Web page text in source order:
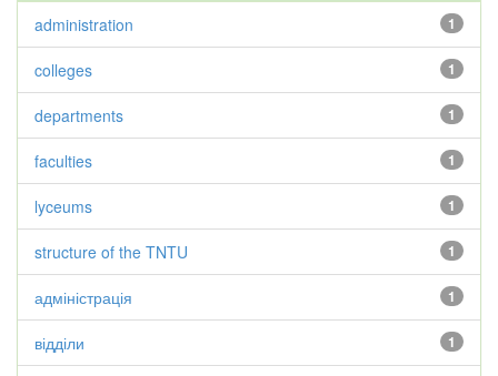
1
administration
1
colleges
1
departments
1
faculties
1
lyceums
1
structure of the TNTU
1
адміністрація
1
відділи